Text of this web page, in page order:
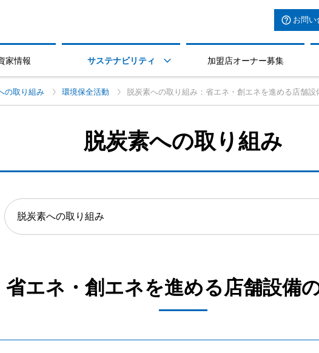
お問い
家情報 サステナビリティ  加盟店オーナー募集
の取り組み 環境保全活動 脱炭素への取り組み：省エネ・創エネを進める店舗設
脱炭素への取り組み
省エネ・創エネを進める店舗設備